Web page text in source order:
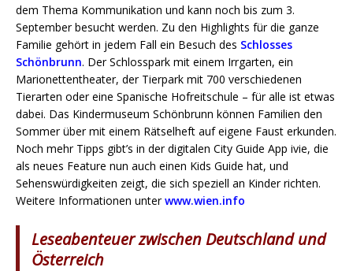
dem Thema Kommunikation und kann noch bis zum 3.
September besucht werden. Zu den Highlights für die ganze
Familie gehört in jedem Fall ein Besuch des Schlosses
Schönbrunn. Der Schlosspark mit einem Irrgarten, ein
Marionettentheater, der Tierpark mit 700 verschiedenen
Tierarten oder eine Spanische Hofreitschule – für alle ist etwas
dabei. Das Kindermuseum Schönbrunn können Familien den
Sommer über mit einem Rätselheft auf eigene Faust erkunden.
Noch mehr Tipps gibt’s in der digitalen City Guide App ivie, die
als neues Feature nun auch einen Kids Guide hat, und
Sehenswürdigkeiten zeigt, die sich speziell an Kinder richten.
Weitere Informationen unterwww.wien.info
Leseabenteuer zwischen Deutschland und
Österreich